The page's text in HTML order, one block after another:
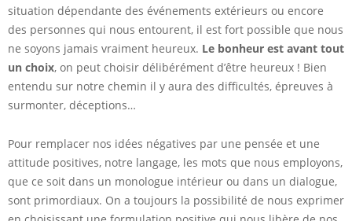
situation dépendante des événements extérieurs ou encore
des personnes qui nous entourent, il est fort possible que nous
ne soyons jamais vraiment heureux. Le bonheur est avant tout
un choix, on peut choisir délibérément d’être heureux ! Bien
entendu sur notre chemin il y aura des difficultés, épreuves à
surmonter, déceptions…
Pour remplacer nos idées négatives par une pensée et une
attitude positives, notre langage, les mots que nous employons,
que ce soit dans un monologue intérieur ou dans un dialogue,
sont primordiaux. On a toujours la possibilité de nous exprimer